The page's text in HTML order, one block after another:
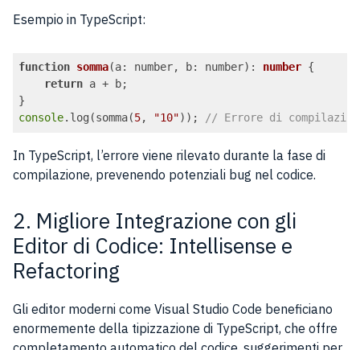
Esempio in TypeScript:
function somma(a: number, b: number): number {
return a + b;
console.log(somma(5, "10")); // Errore di
In TypeScript, l’errore viene rilevato durante la fase di
compilazione, prevenendo potenziali bug nel codice.
2. Migliore Integrazione con gli
Editor di Codice: Intellisense e
Refactoring
Gli editor moderni come Visual Studio Code beneficiano
enormemente della tipizzazione di TypeScript, che offre